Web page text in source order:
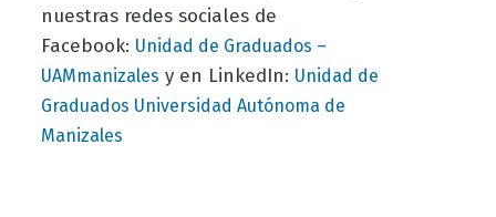
nuestras redes sociales de
Facebook: Unidad de Graduados –
UAMmanizales y en LinkedIn: Unidad de
Graduados Universidad Autónoma de
Manizales